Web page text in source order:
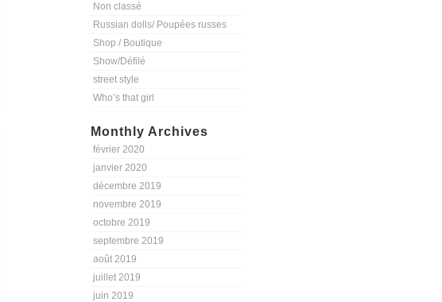
Non classé
Russian dolls/ Poupées russes
Shop / Boutique
Show/Défilé
street style
Who’s that girl
Monthly Archives
février 2020
janvier 2020
décembre 2019
novembre 2019
octobre 2019
septembre 2019
août 2019
juillet 2019
juin 2019